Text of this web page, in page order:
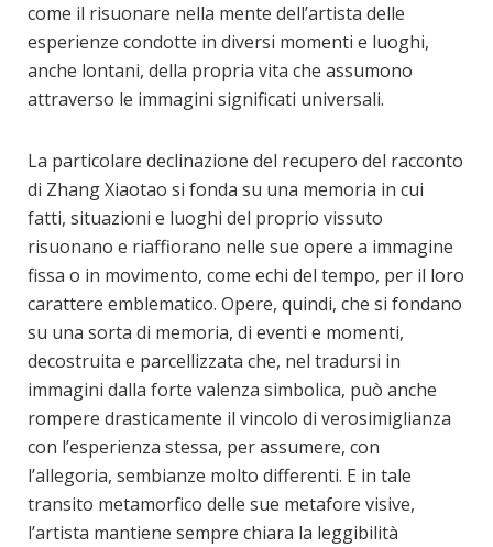
come il risuonare nella mente dell’artista delle
esperienze condotte in diversi momenti e luoghi,
anche lontani, della propria vita che assumono
attraverso le immagini significati universali.
La particolare declinazione del recupero del racconto
di Zhang Xiaotao si fonda su una memoria in cui
fatti, situazioni e luoghi del proprio vissuto
risuonano e riaffiorano nelle sue opere a immagine
fissa o in movimento, come echi del tempo, per il loro
carattere emblematico. Opere, quindi, che si fondano
su una sorta di memoria, di eventi e momenti,
decostruita e parcellizzata che, nel tradursi in
immagini dalla forte valenza simbolica, può anche
rompere drasticamente il vincolo di verosimiglianza
con l’esperienza stessa, per assumere, con
l’allegoria, sembianze molto differenti. E in tale
transito metamorfico delle sue metafore visive,
l’artista mantiene sempre chiara la leggibilità